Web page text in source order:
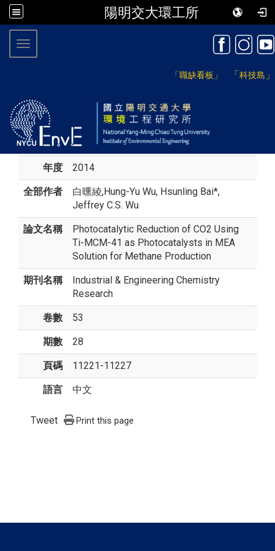
陽明交大環工所
「職缺看板」 「科技島 」
Toggle navigation
年度 2014
全部作者 白曛綾,Hung-Yu Wu, Hsunling Bai*,
Jeffrey C.S. Wu
論文名稱
Photocatalytic Reduction of CO2 Using
Ti-MCM-41 as Photocatalysts in MEA
Solution for Methane Production
期刊名稱
Industrial & Engineering Chemistry
Research
卷數 53
期數 28
頁碼 11221-11227
語言 中文
Tweet Print this page